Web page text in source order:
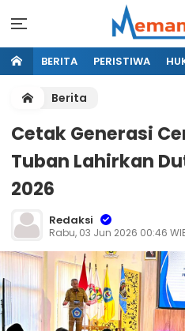
BERITA PERISTIWA
Berita
Cetak Generasi
Tuban Lahirkan
2026
Redaksi
Rabu, 03 Jun 2026 00:46